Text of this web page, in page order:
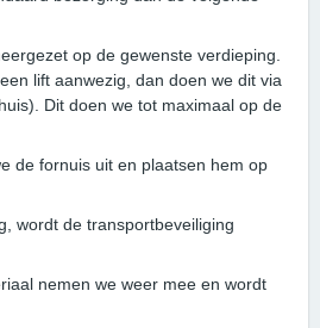
op de gewenste verdieping.
lift aanwezig, dan doen we dit via
Dit doen we tot maximaal op de
de fornuis uit en plaatsen hem op
wordt de transportbeveiliging
nemen we weer mee en wordt